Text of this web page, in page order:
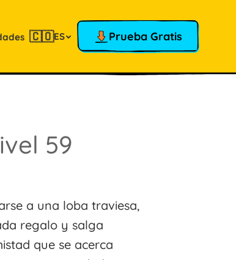
🇨🇴ES Prueba Gratis
59
a una loba traviesa,
regalo y salga
que se acerca